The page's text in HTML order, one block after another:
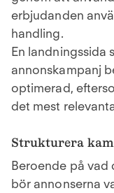
erbjudanden
handling.
En landningssida
annonskampanj
optimerad,
det mest
Strukturera
Beroende på vad
bör annonserna